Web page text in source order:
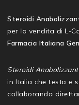
Steroidi
per la vendita di L-
Farmacia Italiana
Steroidi
in Italia che testa e
collaborando